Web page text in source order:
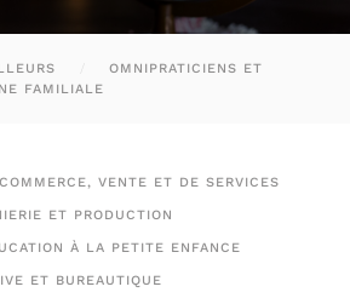
OMNIPRATICIENS ET
FAMILIALE
COMMERCE, VENTE ET DE SERVICES
ET PRODUCTION
À LA PETITE ENFANCE
ET BUREAUTIQUE